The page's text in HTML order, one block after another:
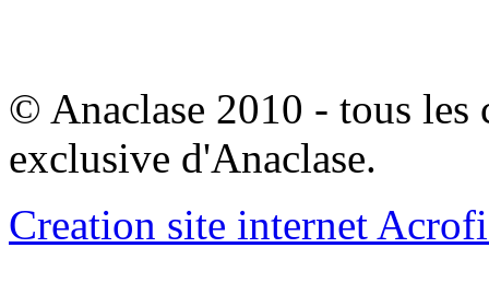
© Anaclase 2010 - tous les
exclusive d'Anaclase.
Creation site internet